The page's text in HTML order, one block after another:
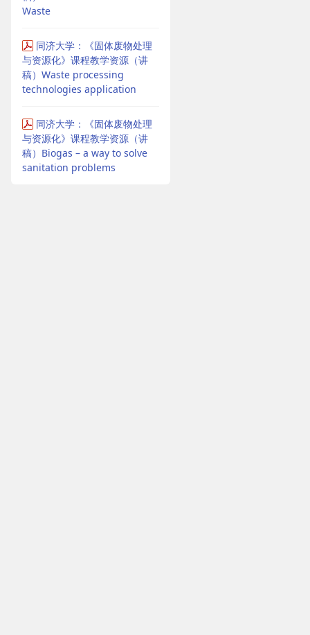
Waste
同济大学：《固体废物处理
与资源化》课程教学资源（讲
稿）Waste processing
technologies application
同济大学：《固体废物处理
与资源化》课程教学资源（讲
稿）Biogas – a way to solve
sanitation problems